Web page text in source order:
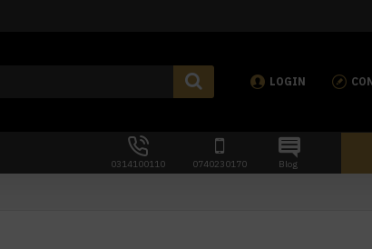
LOGIN
0314100110 0740230170 Blog